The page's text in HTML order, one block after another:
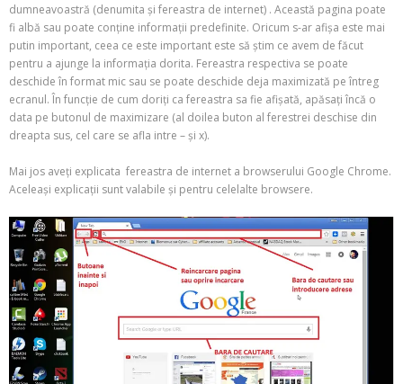
dumneavoastră (denumita și fereastra de internet) . Această pagina poate
fi albă sau poate conține informații predefinite. Oricum s-ar afișa este mai
putin important, ceea ce este important este să știm ce avem de făcut
pentru a ajunge la informația dorita. Fereastra respectiva se poate
deschide în format mic sau se poate deschide deja maximizată pe întreg
ecranul. În funcție de cum doriți ca fereastra sa fie afișată, apăsați încă o
data pe butonul de maximizare (al doilea buton al ferestrei deschise din
dreapta sus, cel care se afla intre – și x).
Mai jos aveți explicata fereastra de internet a browserului Google Chrome.
Aceleași explicații sunt valabile și pentru celelalte browsere.